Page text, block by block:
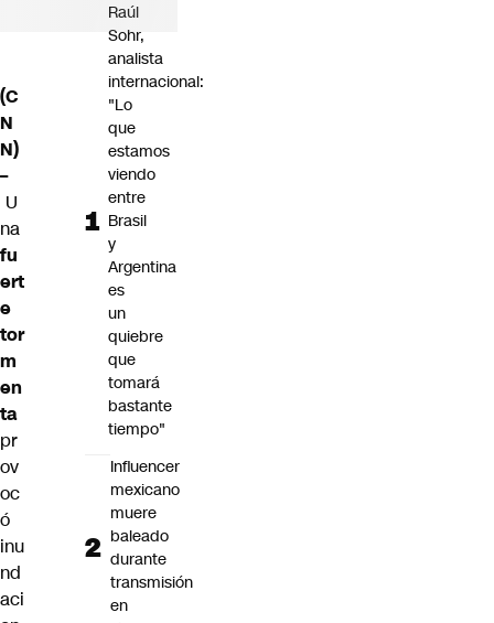
(C
N
N)
–
U
na
fu
ert
e
tor
m
en
ta
pr
ov
oc
ó
inu
nd
aci
Raúl
Sohr,
analista
internacional:
"Lo
que
estamos
viendo
entre
Brasil
y
Argentina
es
un
quiebre
que
tomará
bastante
tiempo"
Influencer
mexicano
muere
baleado
durante
transmisión
en